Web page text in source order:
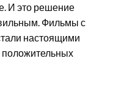
И это решение
Фильмы с
настоящими